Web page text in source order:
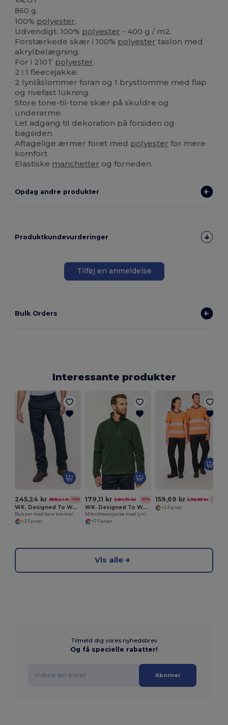
860 g.
100% polyester.
Udvendigt: 100% polyester - 400 g / m2.
Forstærkede skær i 100% polyester taslon med
akrylbelægning.
For i 210T polyester.
2 i 1 fleecejakke.
2 lynlåslommer foran og 1 brystlomme med flap
og rivefast lukning.
Store tone-til-tone skær på skuldre og
underarme.
Let adgang til dekoration på forsiden og
bagsiden.
Aftagelige ærmer foret med polyester for mere
komfort.
Elastiske manchetter og forneden.
Opdag andre produkter
Produktkundevurderinger
Tilføj en anmeldelse
Bulk Orders
Interessante produkter
245,24 kr 359,24 kr -32%
WK. Designed To Work WK795
Bukser med flere lommer
+3 Farver
179,11 kr 284,74 kr -37%
WK. Designed To Work WK903
+7 Farver
159,69 kr 236,95 kr -33%
+2 Farver
Vis alle
Tilmeld dig vores nyhedsbrev
Og få specielle rabatter!
Abonner